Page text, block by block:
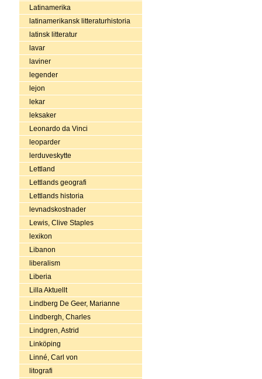
Latinamerika
latinamerikansk litteraturhistoria
latinsk litteratur
lavar
laviner
legender
lejon
lekar
leksaker
Leonardo da Vinci
leoparder
lerduveskytte
Lettland
Lettlands geografi
Lettlands historia
levnadskostnader
Lewis, Clive Staples
lexikon
Libanon
liberalism
Liberia
Lilla Aktuellt
Lindberg De Geer, Marianne
Lindbergh, Charles
Lindgren, Astrid
Linköping
Linné, Carl von
litografi